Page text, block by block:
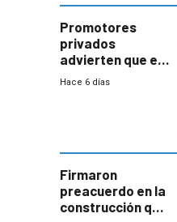
enorme
potencial
Promotores
privados
advierten que el
nuevo convenio
a revisar
proyectos
Hace 6 días
Firmaron
preacuerdo en la
construcción que